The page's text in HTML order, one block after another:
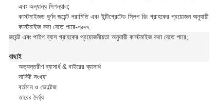
এবং অন্যান্য সিগন্যাল;
কাস্টমাইজড ঘূর্ণন জয়েন্ট পরামিতি এবং ইন্টিগ্রেটেড স্লিপ রিং গ্রাহকের প্রয়োজন অনুযায়ী
কাস্টমাইজ করা যেতে পারে-প্রসঙ্গ;
জয়েন্ট এবং পাইপ ব্যাস গ্রাহকের প্রয়োজনীয়তা অনুযায়ী কাস্টমাইজ করা যেতে পারে;
বাছাই
অভ্যন্তরীণ ব্যাসার্ধ & বাইরের ব্যাসার্ধ
সার্কিট সংখ্যা
বর্তমান ও ভোল্টেজ
তারের দৈর্ঘ্য